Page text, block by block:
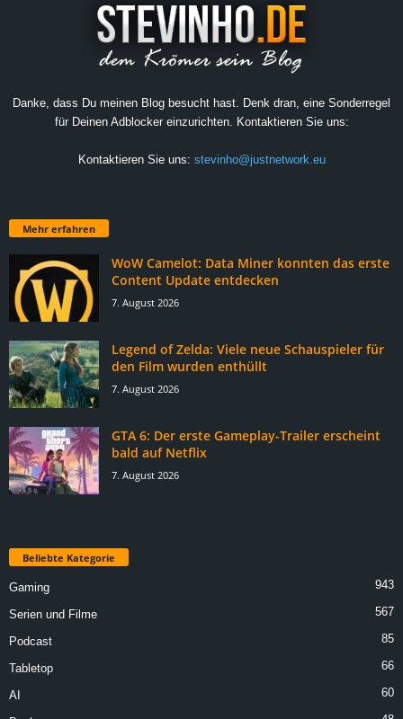
Danke, dass Du meinen Blog besucht hast. Denk dran, eine Sonderregel
für Deinen Adblocker einzurichten. Kontaktieren Sie uns:
Kontaktieren Sie uns: stevinho@justnetwork.eu
Mehr erfahren
WoW Camelot: Data Miner konnten das erste
Content Update entdecken
7. August 2026
Legend of Zelda: Viele neue Schauspieler für
den Film wurden enthüllt
7. August 2026
GTA 6: Der erste Gameplay-Trailer erscheint
bald auf Netflix
7. August 2026
Beliebte Kategorie
Gaming 943
Serien und Filme 567
Podcast 85
Tabletop 66
AI 60